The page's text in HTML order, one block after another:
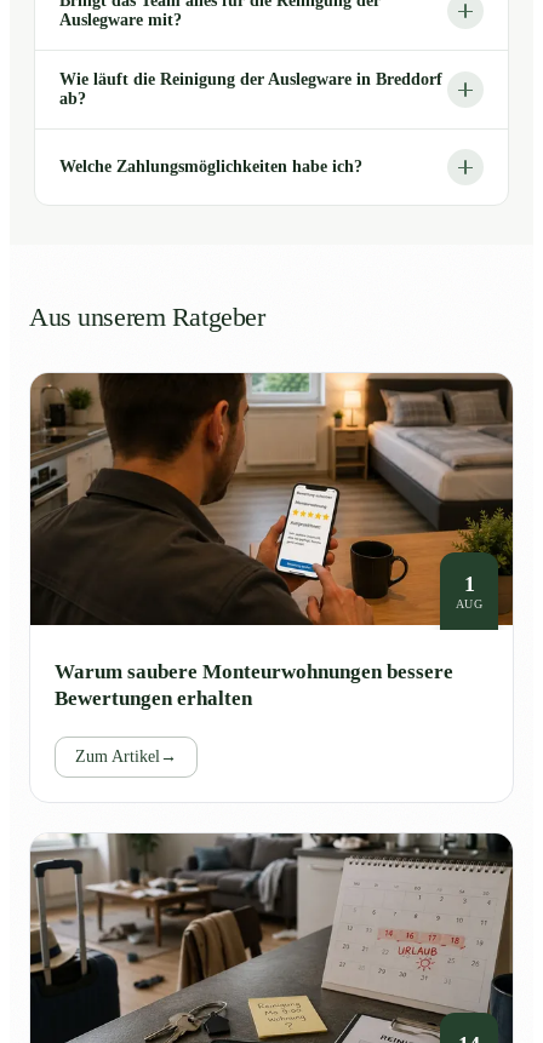
Auslegware mit?
Wie läuft die Reinigung der Auslegware in Breddorf
ab?
Welche Zahlungsmöglichkeiten habe ich?
Aus unserem Ratgeber
1
AUG
Warum saubere Monteurwohnungen bessere
Bewertungen erhalten
Zum Artikel→